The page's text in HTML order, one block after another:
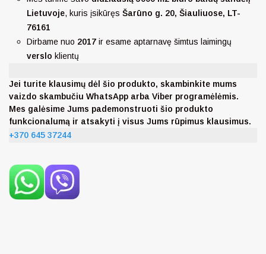
Lietuvoje, kuris įsikūręs Šarūno g. 20, Šiauliuose, LT-
76161
Dirbame nuo 2017 ir esame aptarnavę šimtus laimingų
verslo klientų
Jei turite klausimų dėl šio produkto, skambinkite mums
vaizdo skambučiu WhatsApp arba Viber programėlėmis.
Mes galėsime Jums pademonstruoti šio produkto
funkcionalumą ir atsakyti į visus Jums rūpimus klausimus.
+370 645 37244